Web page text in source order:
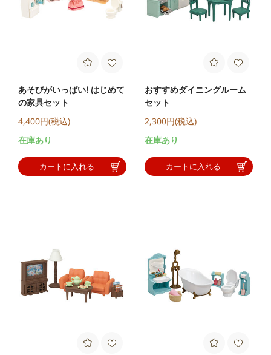
あそびがいっぱい! はじめて
の家具セット
4,400円(税込)
在庫あり
カートに入れる
おすすめダイニングルーム
セット
2,300円(税込)
在庫あり
カートに入れる